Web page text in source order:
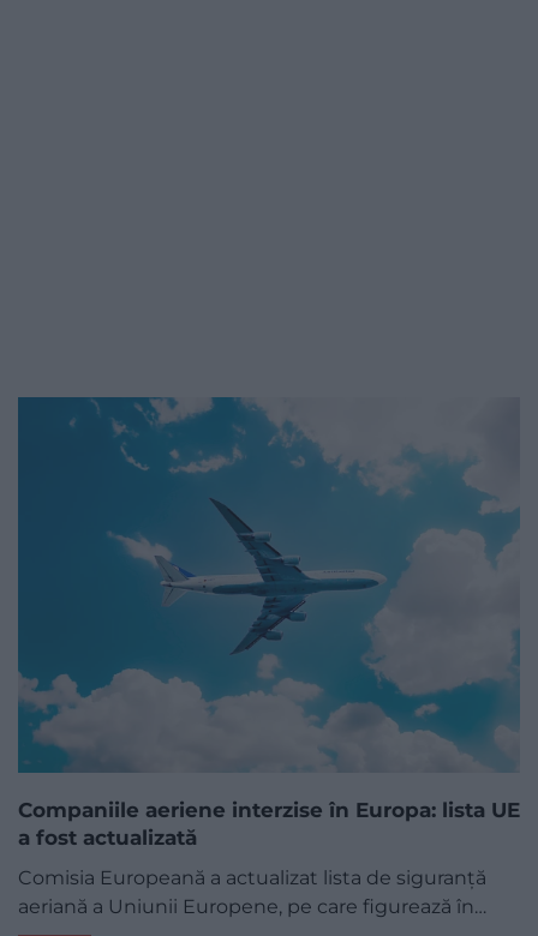
Companiile aeriene interzise în Europa: lista UE
a fost actualizată
Comisia Europeană a actualizat lista de siguranță
aeriană a Uniunii Europene, pe care figurează în…